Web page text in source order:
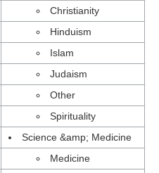
Christianity
Hinduism
Islam
Judaism
Other
Spirituality
Science &amp; Medicine
Medicine